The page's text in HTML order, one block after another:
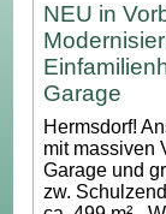
NEU in
Garage
Hermsdorf!
mit massiven
Garage und
zw.